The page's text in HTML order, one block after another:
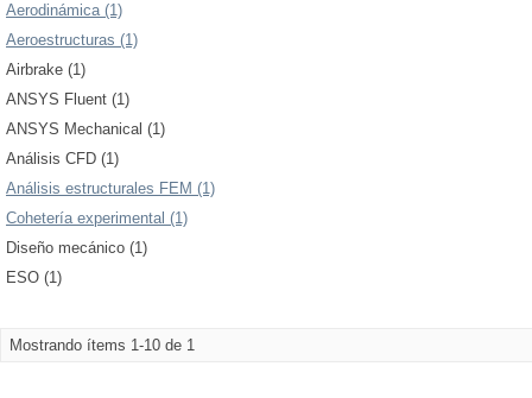
Aerodinámica (1)
Aeroestructuras (1)
Airbrake (1)
ANSYS Fluent (1)
ANSYS Mechanical (1)
Análisis CFD (1)
Análisis estructurales FEM (1)
Cohetería experimental (1)
Diseño mecánico (1)
ESO (1)
Mostrando ítems 1-10 de 1